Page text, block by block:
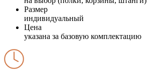
Размер
индивидуальный
Цена
указана за базовую комплектацию